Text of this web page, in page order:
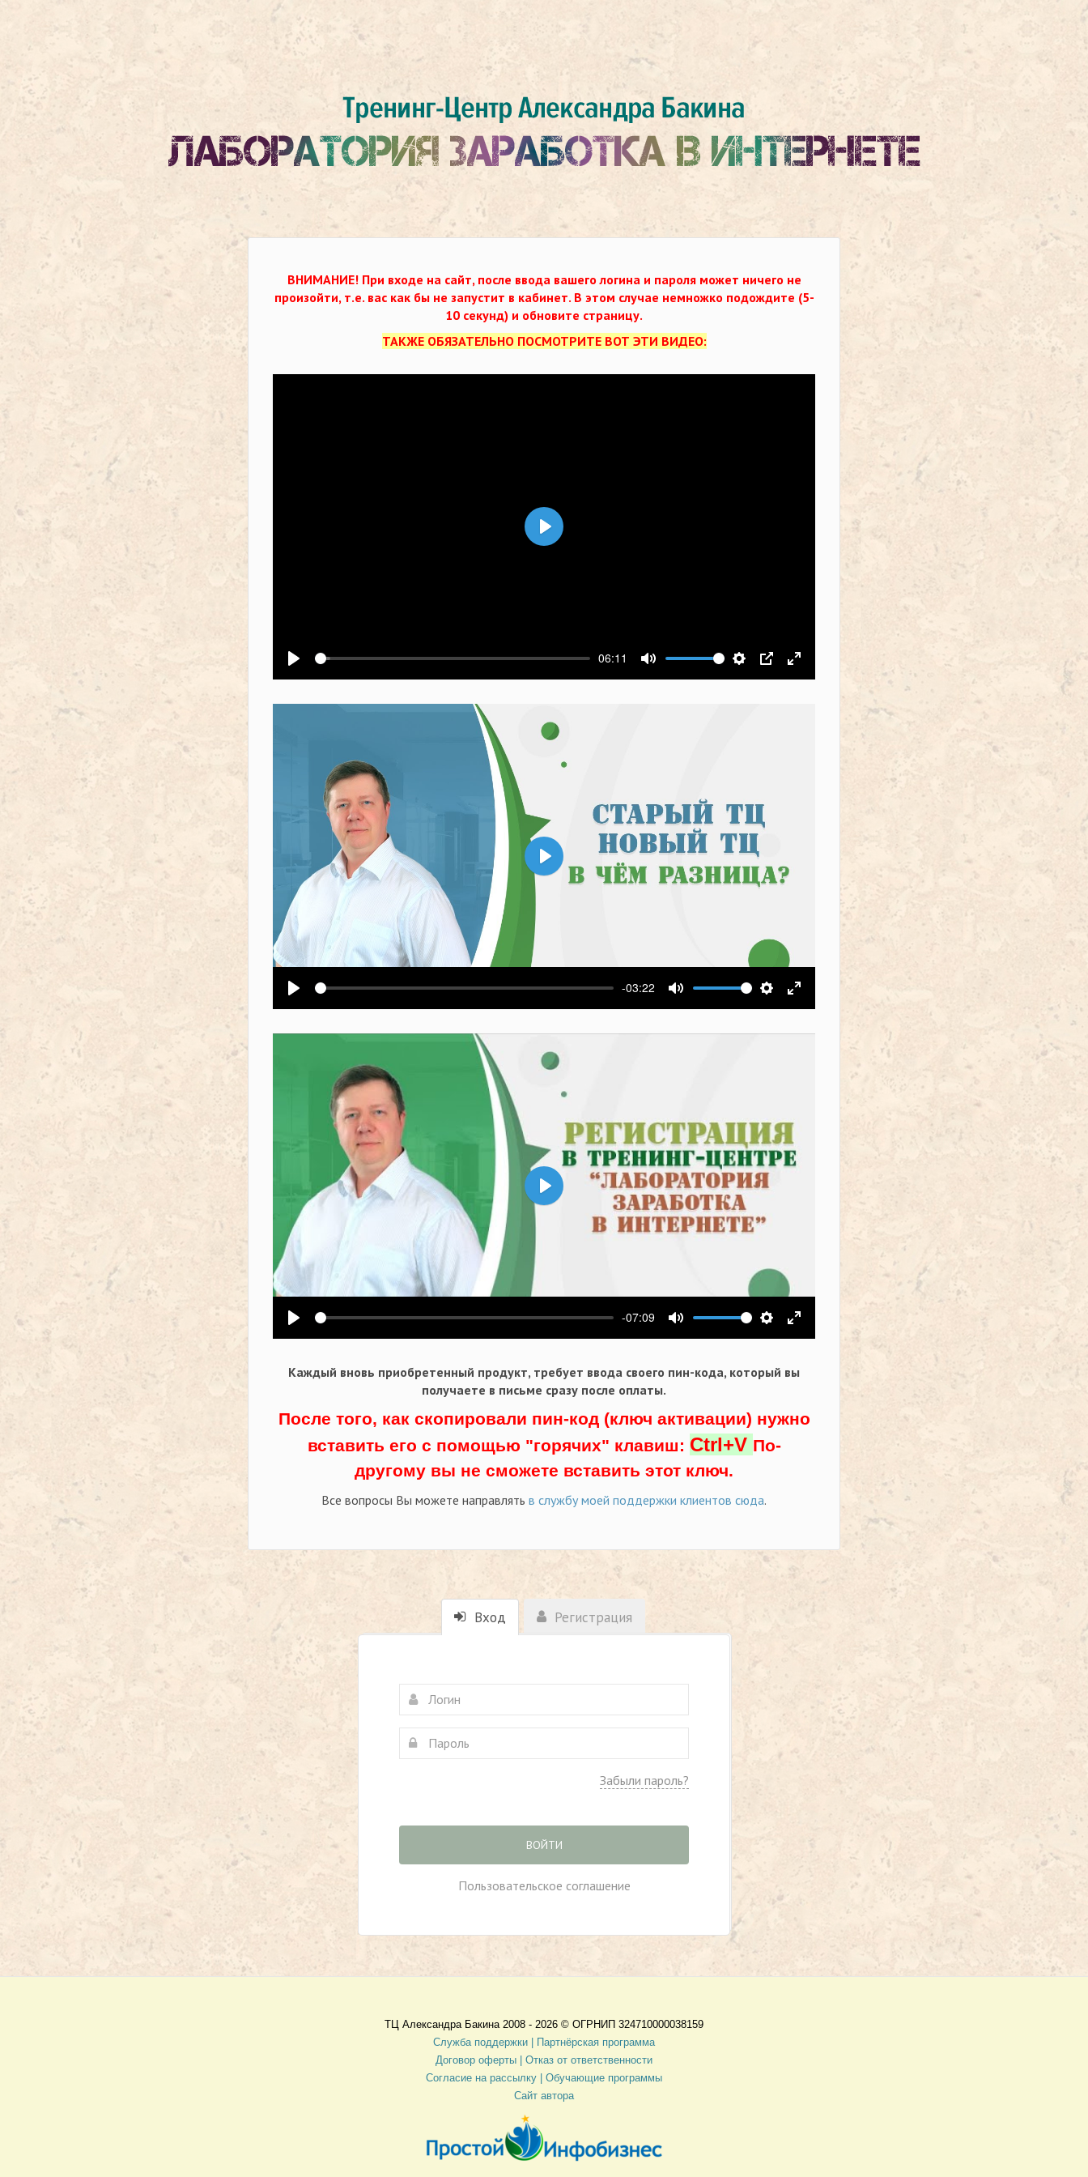
ВНИМАНИЕ! При входе на сайт, после ввода вашего логина и пароля может ничего не
произойти, т.е. вас как бы не запустит в кабинет. В этом случае немножко подождите (5-
10 секунд) и обновите страницу.
ТАКЖЕ ОБЯЗАТЕЛЬНО ПОСМОТРИТЕ ВОТ ЭТИ ВИДЕО:
Воспроизвести
06:11
Выключить звукНастройки
PIP На весь экран
Воспроизвести
Воспроизвести
-03:22
Выключить звукНастройки
На весь экран
Воспроизвести
Воспроизвести
-07:09
Выключить звукНастройки
На весь экран
Воспроизвести
Каждый вновь приобретенный продукт, требует ввода своего пин-кода, который вы
получаете в письме сразу после оплаты.
После того, как скопировали пин-код (ключ активации) нужно
вставить его с помощью "горячих" клавиш: Ctrl+V По-
другому вы не сможете вставить этот ключ.
Все вопросы Вы можете направлять в службу моей поддержки клиентов сюда.
Вход Регистрация
Забыли пароль?
ВОЙТИ
Пользовательское соглашение
ТЦ Александра Бакина 2008 - 2026 © ОГРНИП 324710000038159
Служба поддержки |
Партнёрская программа
Договор оферты
| Отказ от ответственности
Согласие на рассылку | Обучающие программы
Сайт автора